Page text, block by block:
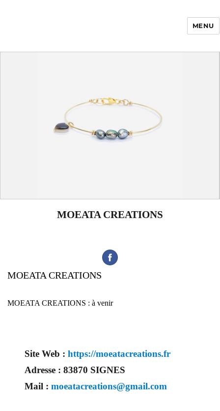
Enfance Made in
MENU
MOEATA CREATIONS
MOEATA CREATIONS
MOEATA CREATIONS : à venir
Site Web : https://moeatacreations.fr
Adresse : 83870 SIGNES
Mail : moeatacreations@gmail.com